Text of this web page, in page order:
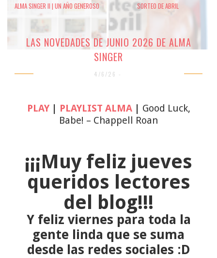
ALMA SINGER II | UN AÑO GENEROSO SORTEO DE ABRIL
LAS NOVEDADES DE JUNIO 2026 DE ALMA
SINGER
4/6/26 -
PLAY| PLAYLIST ALMA| Good Luck,
Babe! – Chappell Roan
¡¡¡Muy feliz jueves
queridos lectores
del blog!!!
Y feliz viernes para toda la
gente linda que se suma
desde las redes sociales :D